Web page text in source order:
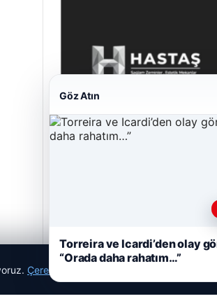
Çerez Politikamız
Göz Atın
Torreira ve Icardi’den olay
“Orada daha rahatım…”